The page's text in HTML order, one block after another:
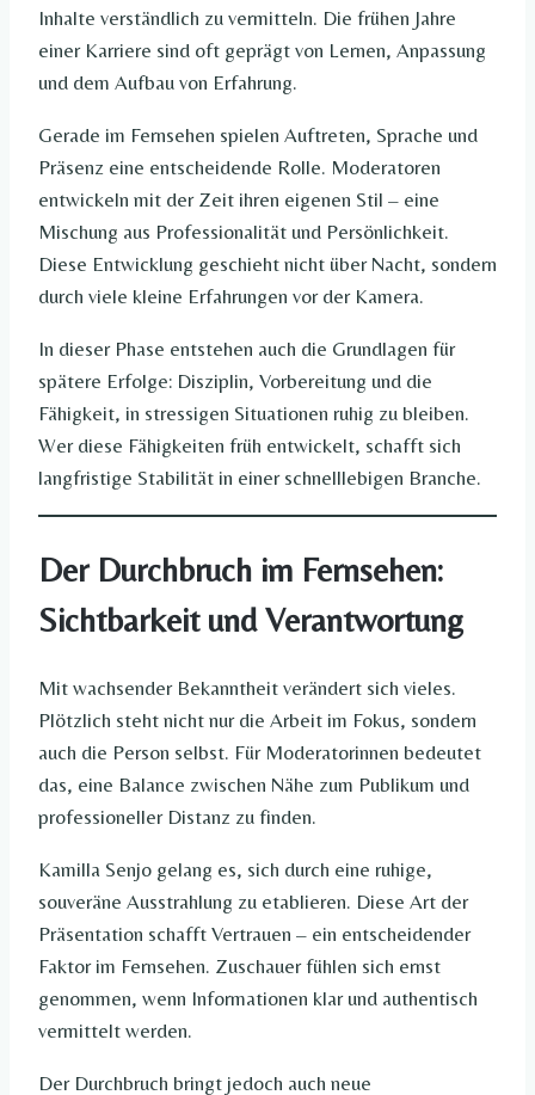
Inhalte verständlich zu vermitteln. Die frühen Jahre
einer Karriere sind oft geprägt von Lernen, Anpassung
und dem Aufbau von Erfahrung.
Gerade im Fernsehen spielen Auftreten, Sprache und
Präsenz eine entscheidende Rolle. Moderatoren
entwickeln mit der Zeit ihren eigenen Stil – eine
Mischung aus Professionalität und Persönlichkeit.
Diese Entwicklung geschieht nicht über Nacht, sondern
durch viele kleine Erfahrungen vor der Kamera.
In dieser Phase entstehen auch die Grundlagen für
spätere Erfolge: Disziplin, Vorbereitung und die
Fähigkeit, in stressigen Situationen ruhig zu bleiben.
Wer diese Fähigkeiten früh entwickelt, schafft sich
langfristige Stabilität in einer schnelllebigen Branche.
Der Durchbruch im Fernsehen:
Sichtbarkeit und Verantwortung
Mit wachsender Bekanntheit verändert sich vieles.
Plötzlich steht nicht nur die Arbeit im Fokus, sondern
auch die Person selbst. Für Moderatorinnen bedeutet
das, eine Balance zwischen Nähe zum Publikum und
professioneller Distanz zu finden.
Kamilla Senjo gelang es, sich durch eine ruhige,
souveräne Ausstrahlung zu etablieren. Diese Art der
Präsentation schafft Vertrauen – ein entscheidender
Faktor im Fernsehen. Zuschauer fühlen sich ernst
genommen, wenn Informationen klar und authentisch
vermittelt werden.
Der Durchbruch bringt jedoch auch neue